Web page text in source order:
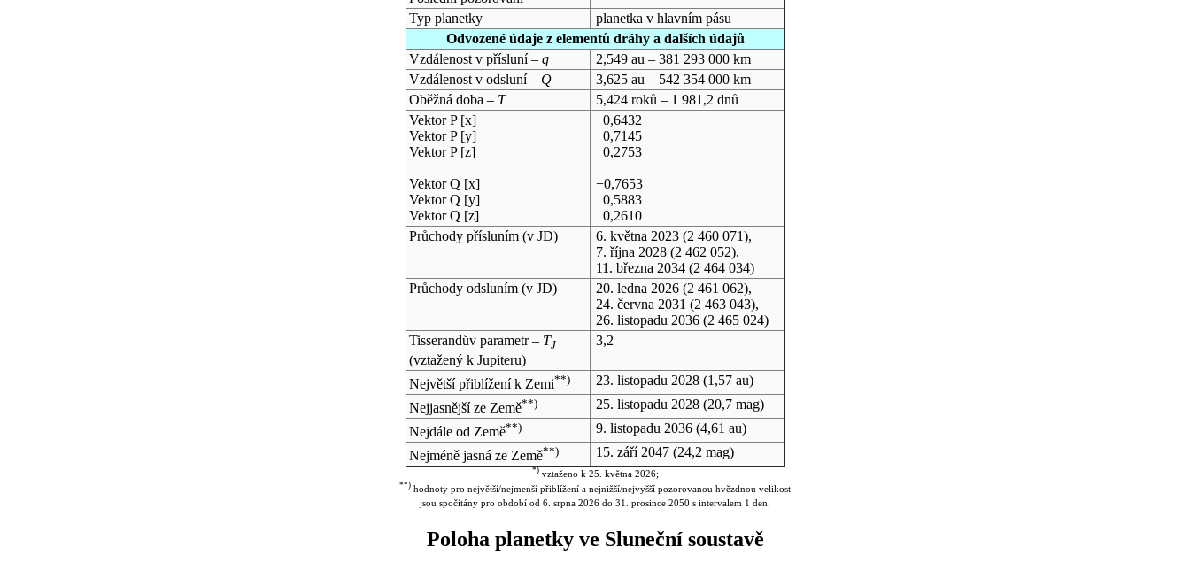
Typ planetky
planetka v hlavním pásu
Odvozené údaje z elementů dráhy a dalších údajů
Vzdálenost v přísluní – q
2,549 au – 381 293 000 km
Vzdálenost v odsluní – Q
3,625 au – 542 354 000 km
Oběžná doba – T
5,424 roků – 1 981,2 dnů
Vektor P [x]
Vektor P [y]
Vektor P [z]
Vektor Q [x]
Vektor Q [y]
Vektor Q [z]
0,6432
0,7145
0,2753
−0,7653
0,5883
0,2610
Průchody přísluním (v JD) 6. května 2023(2 460 071),
7. října 2028(2 462 052),
11. března 2034(2 464 034)
Průchody odsluním (v JD) 20. ledna 2026(2 461 062),
24. června 2031 (2 463 043),
26. listopadu 2036(2 465 024)
Tisserandův parametr – TJ
(vztažený k Jupiteru)
3,2
Největší přiblížení k Zemi**) 23. listopadu 2028(1,57 au)
Nejjasnější ze Země**) 25. listopadu 2028(20,7 mag)
Nejdále od Země**) 9. listopadu 2036(4,61 au)
Nejméně jasná ze Země**) 15. září 2047(24,2 mag)
*)vztaženo k 25. května 2026;
**) hodnoty pro největší/nejmenší přiblížení a nejnižší/nejvyšší pozorovanou hvězdnou velikost
jsou spočítány pro období od 6. srpna 2026 do 31. prosince 2050 s intervalem 1 den.
Poloha planetky ve Sluneční soustavě